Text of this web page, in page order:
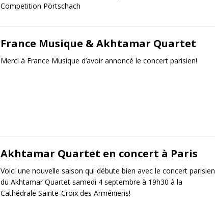
Competition Pörtschach
France Musique & Akhtamar Quartet
Merci à France Musique d’avoir annoncé le concert parisien!
Akhtamar Quartet en concert à Paris
Voici une nouvelle saison qui débute bien avec le concert parisien
du Akhtamar Quartet samedi 4 septembre à 19h30 à la
Cathédrale Sainte-Croix des Arméniens!